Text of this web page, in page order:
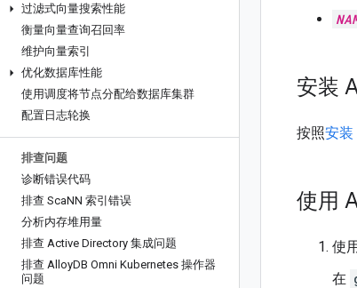
过滤式向量搜索性能
衡量向量查询召回率
维护向量索引
优化数据库性能
使用调度将节点分配给数据库集群
配置日志轮换
排查问题
诊断错误代码
排查 ScaNN 索引错误
分析内存堆用量
排查 Active Directory 集成问题
排查 AlloyDB Omni Kubernetes 操作器
问题
安装
按照安装
使用
使
在